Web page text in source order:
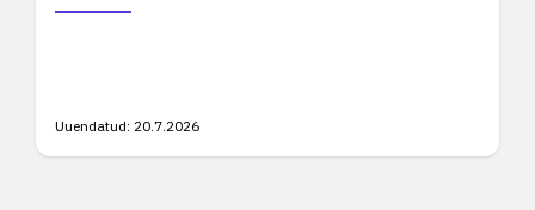
Uuendatud: 20.7.2026